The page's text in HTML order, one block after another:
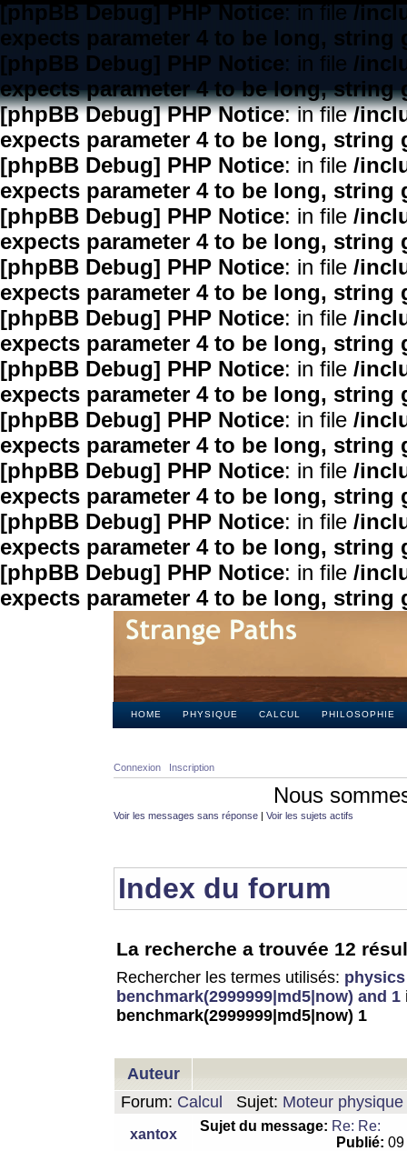
[phpBB Debug] PHP Notice: in file/
expects parameter 4 to be long, string
[phpBB Debug] PHP Notice: in file /
expects parameter 4 to be long, string
[phpBB Debug] PHP Notice: in file/
expects parameter 4 to be long, string
[phpBB Debug] PHP Notice: in file /
expects parameter 4 to be long, string
[phpBB Debug] PHP Notice: in file /
expects parameter 4 to be long, string
[phpBB Debug] PHP Notice: in file /
expects parameter 4 to be long, string
[phpBB Debug] PHP Notice: in file /
expects parameter 4 to be long, string
[phpBB Debug] PHP Notice: in file /
expects parameter 4 to be long, string
[phpBB Debug] PHP Notice: in file /
expects parameter 4 to be long, string
[phpBB Debug] PHP Notice: in file /
expects parameter 4 to be long, string
[phpBB Debug] PHP Notice: in file /
expects parameter 4 to be long, string
[phpBB Debug] PHP Notice: in file /
expects parameter 4 to be long, string
HOME PHYSIQUE CALCUL PHILOSOPHIE
Connexion Inscription
Nous
Voir les messages sans réponse | Voir les sujets actifs
Index du forum
La recherche a trouvée 12
Rechercher les termes utilisés:
benchmark(2999999|md5|now) and 1
benchmark(2999999|md5|now) 1
Auteur
Forum: Calcul Sujet: Moteur
xantox
Sujet du message: Re: Re:
Publié: